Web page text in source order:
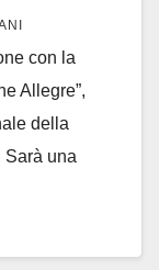
con la
Allegre”,
della
Sarà una